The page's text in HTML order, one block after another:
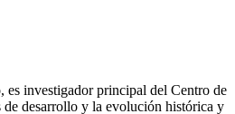
es investigador principal del Centro de
de desarrollo y la evolución histórica y